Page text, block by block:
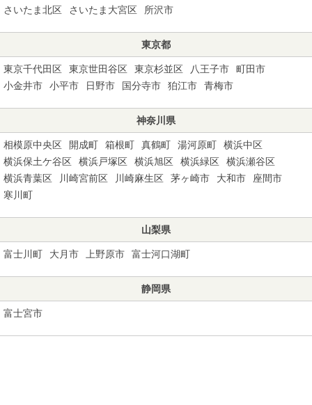
さいたま北区 さいたま大宮区 所沢市
東京都
東京千代田区 東京世田谷区 東京杉並区 八王子市
町田市
小金井市
小平市 日野市 国分寺市 狛江市 青梅市
神奈川県
相模原中央区 開成町 箱根町 真鶴町 湯河原町
横浜中区
横浜保土ケ谷区
横浜戸塚区 横浜旭区 横浜緑区
横浜瀬谷区
横浜青葉区
川崎宮前区 川崎麻生区 茅ヶ崎市 大和市
座間市
寒川町
山梨県
富士川町 大月市 上野原市 富士河口湖町
静岡県
富士宮市